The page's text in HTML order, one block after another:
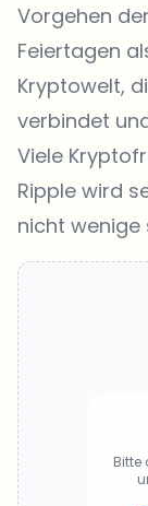
Vorgehen
Feiertagen
Kryptowelt,
verbindet
Viele
Ripple wird
nicht wenige
Bitte